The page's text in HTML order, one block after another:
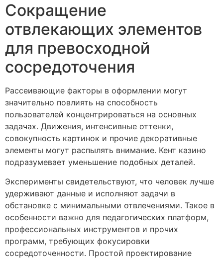
Сокращение
отвлекающих элементов
для превосходной
сосредоточения
Рассеивающие факторы в оформлении могут
значительно повлиять на способность
пользователей концентрироваться на основных
задачах. Движения, интенсивные оттенки,
совокупность картинок и прочие декоративные
элементы могут распылять внимание. Кент казино
подразумевает уменьшение подобных деталей.
Эксперименты свидетельствуют, что человек лучше
удерживают данные и исполняют задачи в
обстановке с минимальными отвлечениями. Такое в
особенности важно для педагогических платформ,
профессиональных инструментов и прочих
программ, требующих фокусировки
сосредоточенности. Простой проектирование